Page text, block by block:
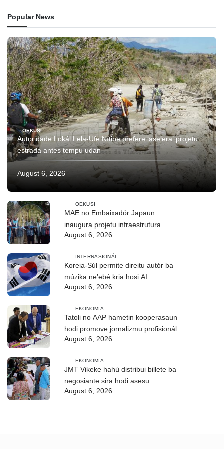
Popular News
OEKUSI
Autoridade Lokál Lela-Ufe Nítibe prefere ‘aselera’ projetu
estrada antes tempu udan
August 6, 2026
OEKUSI
MAE no Embaixadór Japaun
inaugura projetu infraestrutura
CIREP 12 iha Nítibe
August 6, 2026
INTERNASIONÁL
Koreia-Súl permite direitu autór ba
múzika ne’ebé kria hosi AI
August 6, 2026
EKONOMIA
Tatoli no AAP hametin kooperasaun
hodi promove jornalizmu profisionál
August 6, 2026
EKONOMIA
JMT Vikeke hahú distribui billete ba
negosiante sira hodi asesu
August 6, 2026